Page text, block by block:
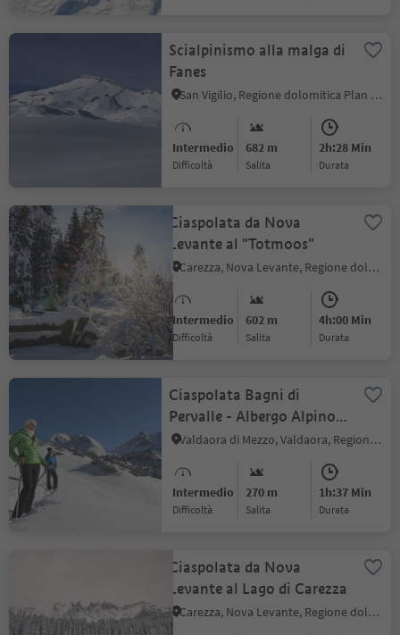
Scialpinismo alla malga di
Fanes
San Vigilio, Regione dolomitica Plan de Corones
Intermedio
Difficoltà
682 m
Salita
2h:28 Min
durata
Ciaspolata da Nova
Levante al "Totmoos"
Carezza, Nova Levante, Regione dolomitica Val d'Ega
Intermedio
Difficoltà
602 m
Salita
4h:00 Min
durata
Ciaspolata Bagni di
Pervalle - Albergo Alpino
Trattes
Valdaora di Mezzo, Valdaora, Regione dolomitica Plan de Corones
Intermedio
Difficoltà
270 m
Salita
1h:37 Min
durata
Ciaspolata da Nova
Levante al Lago di Carezza
Carezza, Nova Levante, Regione dolomitica Val d'Ega